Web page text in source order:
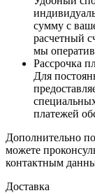
сумму с
расчетный
мы
Рассрочка
Для
платежей
Дополнительно
можете
контактным
Доставка